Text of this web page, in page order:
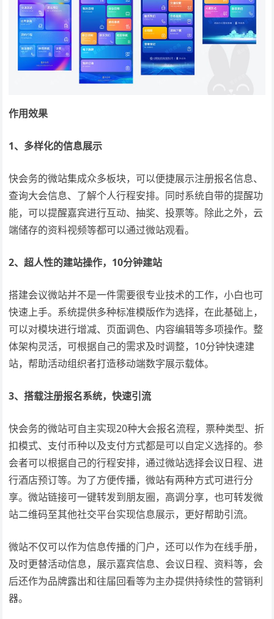
作用效果
1、多样化的信息展示
快会务的微站集成众多板块，可以便捷展示注册报名信息、
查询大会信息、了解个人行程安排。同时系统自带的提醒功
能，可以提醒嘉宾进行互动、抽奖、投票等。除此之外，云
端储存的资料视频等都可以通过微站观看。
2、超人性的建站操作，10分钟建站
搭建会议微站并不是一件需要很专业技术的工作，小白也可
快速上手。系统提供多种标准模版作为选择，在此基础上，
可以对模块进行增减、页面调色、内容编辑等多项操作。整
体架构灵活，可根据自己的需求及时调整，10分钟快速建
站，帮助活动组织者打造移动端数字展示载体。
3、搭载注册报名系统，快速引流
快会务的微站可自主实现20种大会报名流程，票种类型、折
扣模式、支付币种以及支付方式都是可以自定义选择的。参
会者可以根据自己的行程安排，通过微站选择会议日程、进
行酒店预订等。为了方便传播，微站有两种方式可进行分
享。微站链接可一键转发到朋友圈，高调分享，也可转发微
站二维码至其他社交平台实现信息展示，更好帮助引流。
微站不仅可以作为信息传播的门户，还可以作为在线手册，
及时更替活动信息，展示嘉宾信息、会议日程、资料等，会
后还作为品牌露出和往届回看等为主办提供持续性的营销利
器。